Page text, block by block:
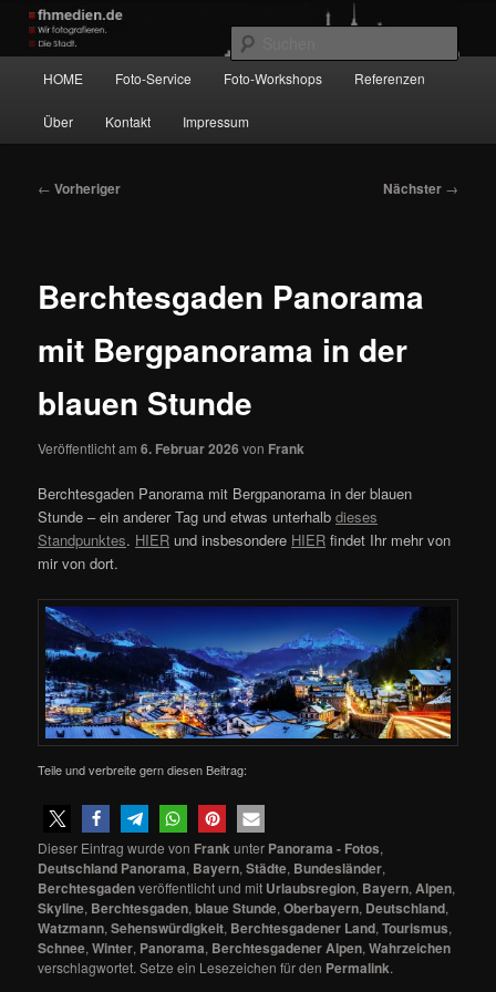
Zum
primären
Inhalt
springen
Wir fotografieren die Hauptstadt!
HOME Foto-Service Foto-Workshops Referenzen
Über Kontakt Impressum
Beitragsnavigation
← Vorheriger Nächster →
Berchtesgaden Panorama
mit Bergpanorama in der
blauen Stunde
Veröffentlicht am6. Februar 2026 von Frank
Berchtesgaden Panorama mit Bergpanorama in der blauen
Stunde – ein anderer Tag und etwas unterhalbdieses
Standpunktes. HIER und insbesondere HIER findet Ihr mehr von
mir von dort.
Teile und verbreite gern diesen Beitrag:
Dieser Eintrag wurde von Frankunter Panorama - Fotos,
Deutschland Panorama, Bayern,Städte, Bundesländer,
Berchtesgadenveröffentlicht und mit Urlaubsregion, Bayern, Alpen,
Skyline, Berchtesgaden,blaue Stunde,Oberbayern, Deutschland,
Watzmann,Sehenswürdigkeit, Berchtesgadener Land,Tourismus,
Schnee,Winter, Panorama, Berchtesgadener Alpen,Wahrzeichen
verschlagwortet. Setze ein Lesezeichen für den Permalink.